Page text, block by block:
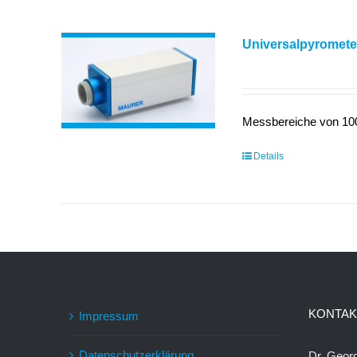
Messbereiche von
Details
Impressum